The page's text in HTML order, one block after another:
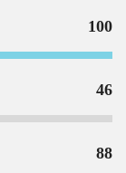
100
46
88